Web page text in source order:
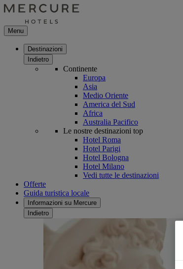
Menu
Destinazioni
Indietro
Continente
Europa
Asia
Medio Oriente
America del Sud
Africa
Australia Pacifico
Le nostre destinazioni top
Hotel Roma
Hotel Parigi
Hotel Bologna
Hotel Milano
Vedi tutte le destinazioni
Offerte
Guida turistica locale
Informazioni su Mercure
Indietro